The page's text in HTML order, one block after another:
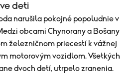
deti
narušila pokojné popoludnie v
obcami Chynorany a Bošany
železničnom priecestí k vážnej
motorovým vozidlom. Všetkých
dvoch detí, utrpelo zranenia.